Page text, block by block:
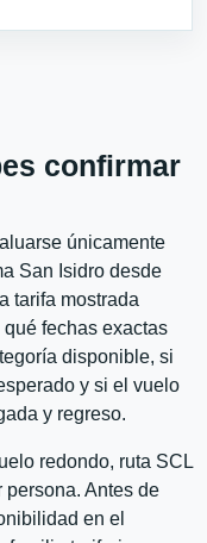
confirmar
únicamente
San Isidro desde
tarifa mostrada
fechas exactas
disponible, si
y si el vuelo
y regreso.
redondo, ruta SCL
persona. Antes de
en el